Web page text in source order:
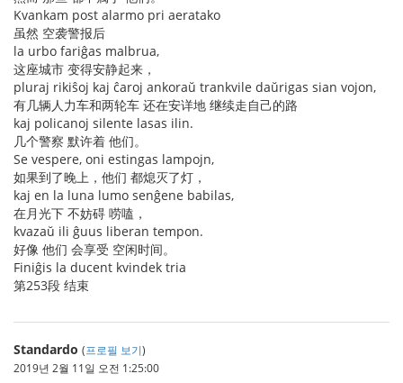
Kvankam post alarmo pri aeratako
虽然 空袭警报后
la urbo fariĝas malbrua,
这座城市 变得安静起来，
pluraj rikiŝoj kaj ĉaroj ankoraŭ trankvile daŭrigas sian vojon,
有几辆人力车和两轮车 还在安详地 继续走自己的路
kaj policanoj silente lasas ilin.
几个警察 默许着 他们。
Se vespere, oni estingas lampojn,
如果到了晚上，他们 都熄灭了灯，
kaj en la luna lumo senĝene babilas,
在月光下 不妨碍 唠嗑，
kvazaŭ ili ĝuus liberan tempon.
好像 他们 会享受 空闲时间。
Finiĝis la ducent kvindek tria
第253段 结束
Standardo (프로필 보기)
2019년 2월 11일 오전 1:25:00